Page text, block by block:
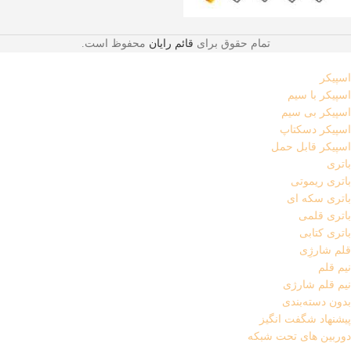
تمام حقوق برای قائم رایان محفوظ است.
اسپیکر
اسپیکر با سیم
اسپیکر بی سیم
اسپیکر دسکتاپ
اسپیکر قابل حمل
باتری
باتری ریموتی
باتری سکه ای
باتری قلمی
باتری کتابی
قلم شارژِی
نیم قلم
نیم قلم شارژی
بدون دسته‌بندی
پیشنهاد شگفت انگیز
دوربین های تحت شبکه